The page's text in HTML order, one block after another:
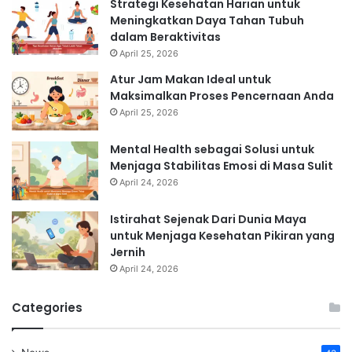
Strategi Kesehatan Harian untuk
Meningkatkan Daya Tahan Tubuh
dalam Beraktivitas
April 25, 2026
Atur Jam Makan Ideal untuk
Maksimalkan Proses Pencernaan Anda
April 25, 2026
Mental Health sebagai Solusi untuk
Menjaga Stabilitas Emosi di Masa Sulit
April 24, 2026
Istirahat Sejenak Dari Dunia Maya
untuk Menjaga Kesehatan Pikiran yang
Jernih
April 24, 2026
Categories